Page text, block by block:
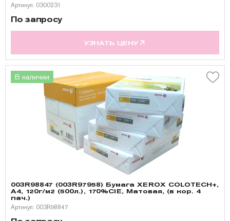
Артикул: 0300231
По запросу
УЗНАТЬ ЦЕНУ
В наличии
003R98847 (003R97958) Бумага XEROX COLOTECH+,
A4, 120г/м2 (500л.), 170%CIE, Матовая, (в кор. 4
пач.)
Артикул: 003R98847